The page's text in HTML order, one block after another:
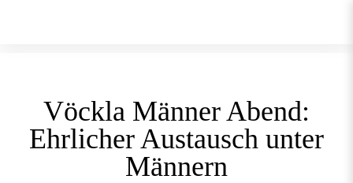
Vöckla Männer Abend:
Ehrlicher Austausch unter
Männern